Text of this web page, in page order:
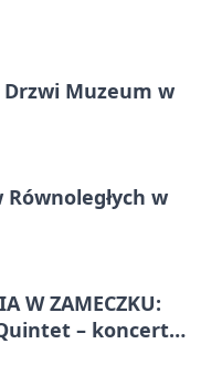
Muzeum w
w
W ZAMECZKU:
– koncert